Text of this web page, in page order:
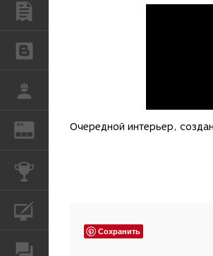
REN ЖУРНАЛ
Очередной интерьер,
Сохранить